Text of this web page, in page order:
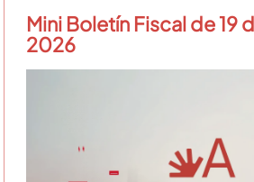
Mini Boletín Fiscal de 19
2026